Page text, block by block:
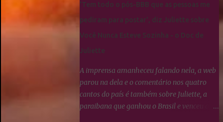
'Tem todo o pós-BBB que as pessoas me
pediram para postar', diz Juliette sobre
Você Nunca Esteve Sozinha - o Doc de
Juliette
A imprensa amanheceu falando nela, a web
parou na dela e o comentário nos quatro
cantos do país é também sobre Juliette, a
paraibana que ganhou o Brasil e venceu o